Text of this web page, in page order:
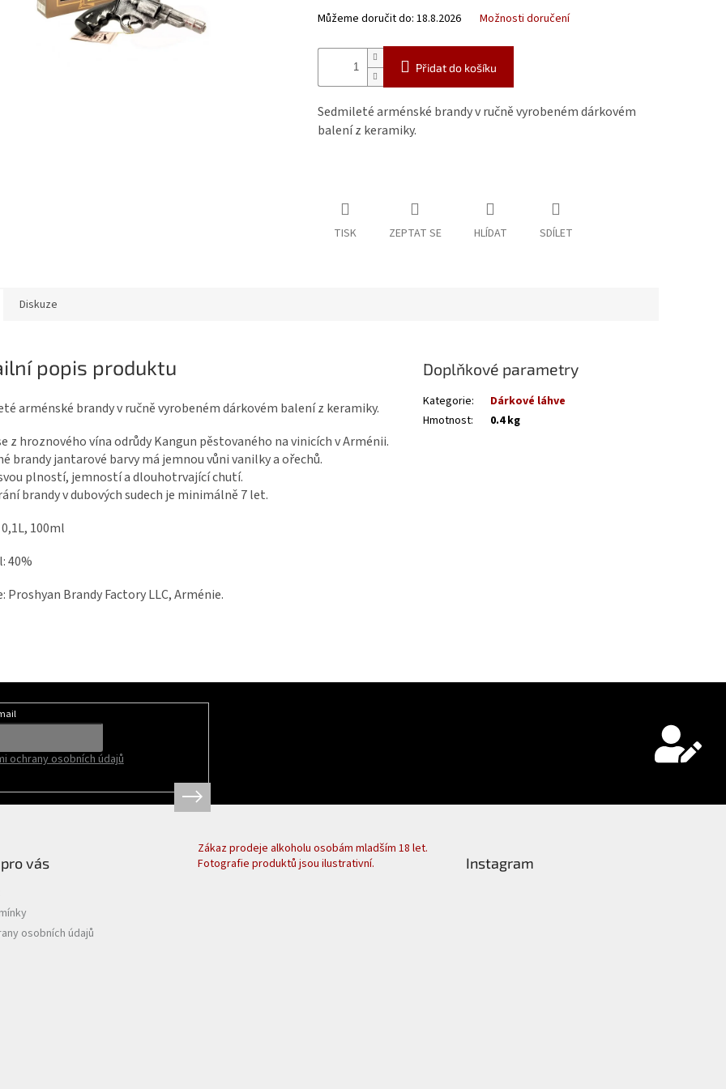
Můžeme doručit do: 18.8.2026 Možnosti doručení
Přidat do košíku
Sedmileté arménské brandy v ručně vyrobeném dárkovém
balení z keramiky.
TISK ZEPTAT SE HLÍDAT SDÍLET
Diskuze
popis produktu
arménské brandy v ručně vyrobeném dárkovém balení z keramiky.
z hroznového vína odrůdy Kangun pěstovaného na vinicích v Arménii.
brandy jantarové barvy má jemnou vůni vanilky a ořechů.
plností, jemností a dlouhotrvající chutí.
brandy v dubových sudech je minimálně 7 let.
100ml
40%
Proshyan Brandy Factory LLC, Arménie.
Doplňkové parametry
Kategorie:
Dárkové láhve
Hmotnost: 0.4 kg
ochrany osobních údajů
vás
osobních údajů
Zákaz prodeje alkoholu osobám mladším 18 let.
Fotografie produktů jsou ilustrativní.
Instagram